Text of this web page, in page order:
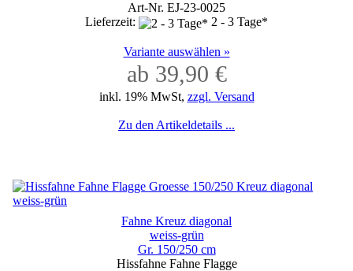
Art-Nr. EJ-23-0025
Lieferzeit:
2 - 3 Tage*
Variante auswählen »
ab 39,90 €
inkl. 19% MwSt, zzgl. Versand
Zu den Artikeldetails ...
Fahne Kreuz diagonal
weiss-grün
Gr. 150/250 cm
Hissfahne Fahne Flagge